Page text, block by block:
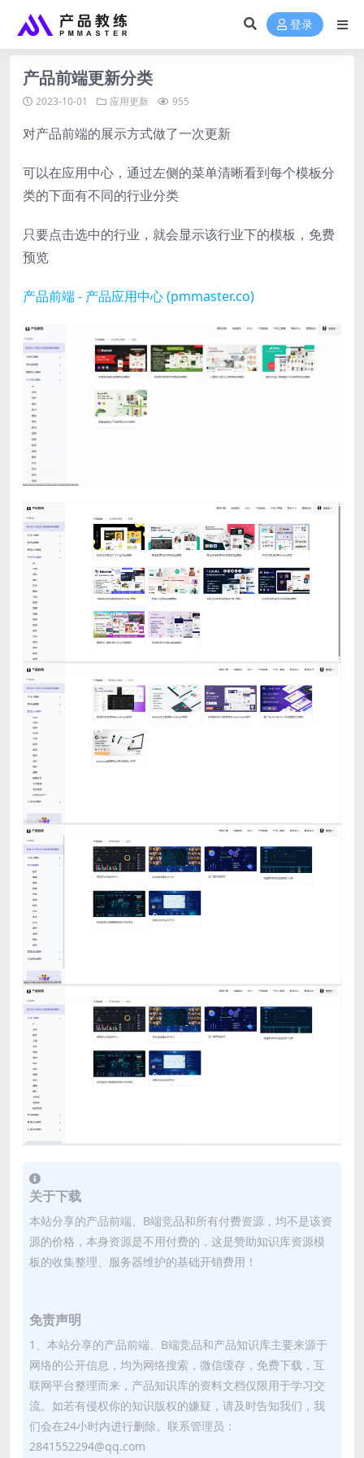
登录
产品前端更新分类
2023-10-01 应用更新 955
对产品前端的展示方式做了一次更新
可以在应用中心，通过左侧的菜单清晰看到每个模板分
类的下面有不同的行业分类
只要点击选中的行业，就会显示该行业下的模板，免费
预览
产品前端 - 产品应用中心 (pmmaster.co)
关于下载
本站分享的产品前端、B端竞品和所有付费资源，均不是该资
源的价格，本身资源是不用付费的，这是赞助知识库资源模
板的收集整理、服务器维护的基础开销费用！
免责声明
1、本站分享的产品前端、B端竞品和产品知识库主要来源于
网络的公开信息，均为网络搜索，微信缓存，免费下载，互
联网平台整理而来，产品知识库的资料文档仅限用于学习交
流。如若有侵权你的知识版权的嫌疑，请及时告知我们，我
们会在24小时内进行删除。联系管理员：
2841552294@qq.com